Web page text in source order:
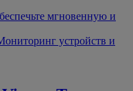
мгновенную и
устройств и